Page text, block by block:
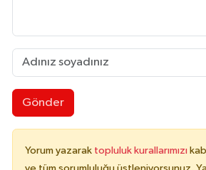
Gönder
Yorum yazarak topluluk kurallarımızı